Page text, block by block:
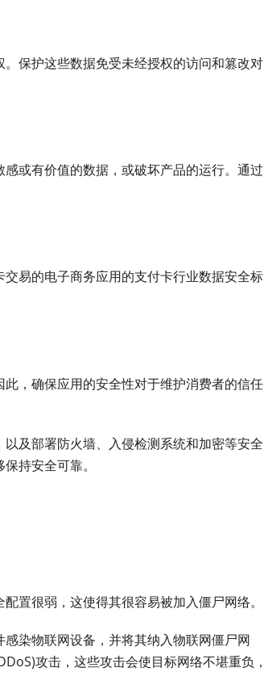
保护这些数据免受未经授权的访问和篡改对
或有价值的数据，或破坏产品的运行。通过
易的电子商务应用的支付卡行业数据安全标
，确保应用的安全性对于维护消费者的信任
及部署防火墙、入侵检测系统和加密等安全
持安全可靠。
置很弱，这使得其很容易被加入僵尸网络。
染物联网设备，并将其纳入物联网僵尸网
攻击，这些攻击会使目标网络不堪重负，